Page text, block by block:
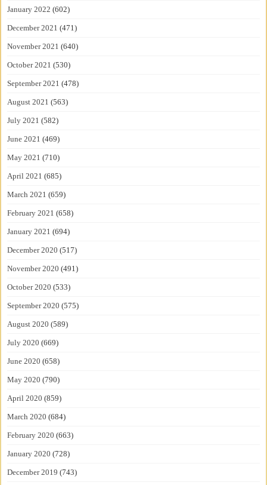
January 2022 (602)
December 2021 (471)
November 2021 (640)
October 2021 (530)
September 2021 (478)
August 2021 (563)
July 2021 (582)
June 2021 (469)
May 2021 (710)
April 2021 (685)
March 2021 (659)
February 2021 (658)
January 2021 (694)
December 2020 (517)
November 2020 (491)
October 2020 (533)
September 2020 (575)
August 2020 (589)
July 2020 (669)
June 2020 (658)
May 2020 (790)
April 2020 (859)
March 2020 (684)
February 2020 (663)
January 2020 (728)
December 2019 (743)